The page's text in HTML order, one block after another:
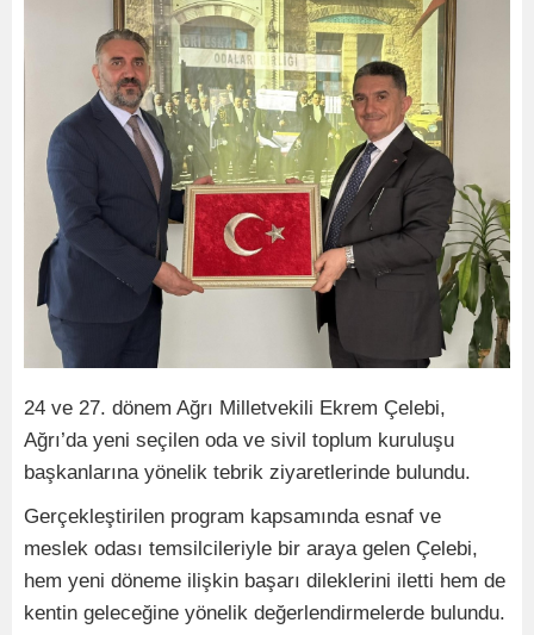
24 ve 27. dönem Ağrı Milletvekili Ekrem Çelebi,
Ağrı’da yeni seçilen oda ve sivil toplum kuruluşu
başkanlarına yönelik tebrik ziyaretlerinde bulundu.
Gerçekleştirilen program kapsamında esnaf ve
meslek odası temsilcileriyle bir araya gelen Çelebi,
hem yeni döneme ilişkin başarı dileklerini iletti hem de
kentin geleceğine yönelik değerlendirmelerde bulundu.